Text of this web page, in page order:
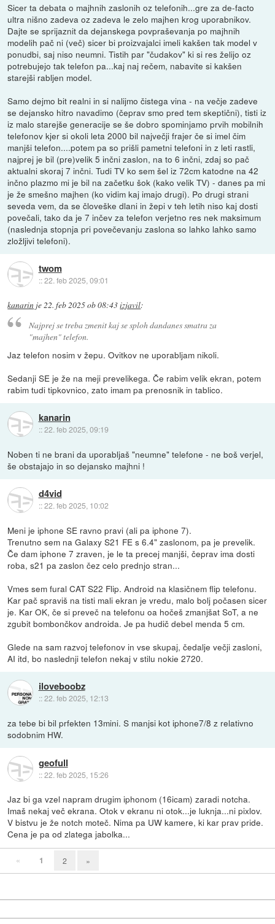
Sicer ta debata o majhnih zaslonih oz telefonih...gre za de-facto
ultra nišno zadeva oz zadeva le zelo majhen krog uporabnikov.
Dajte se sprijaznit da dejanskega povpraševanja po majhnih
modelih pač ni (več) sicer bi proizvajalci imeli kakšen tak model v
ponudbi, saj niso neumni. Tistih par "čudakov" ki si res želijo oz
potrebujejo tak telefon pa...kaj naj rečem, nabavite si kakšen
starejši rabljen model.
Samo dejmo bit realni in si nalijmo čistega vina - na večje zadeve
se dejansko hitro navadimo (čeprav smo pred tem skeptični), tisti iz
iz malo starejše generacije se še dobro spominjamo prvih mobilnih
telefonov kjer si okoli leta 2000 bil največji frajer če si imel čim
manjši telefon....potem pa so prišli pametni telefoni in z leti rastli,
najprej je bil (pre)velik 5 inčni zaslon, na to 6 inčni, zdaj so pač
aktualni skoraj 7 inčni. Tudi TV ko sem šel iz 72cm katodne na 42
inčno plazmo mi je bil na začetku šok (kako velik TV) - danes pa mi
je že smešno majhen (ko vidim kaj imajo drugi). Po drugi strani
seveda vem, da se človeške dlani in žepi v teh letih niso kaj dosti
povečali, tako da je 7 inčev za telefon verjetno res nek maksimum
(naslednja stopnja pri povečevanju zaslona so lahko lahko samo
zložljivi telefoni).
twom
::22. feb 2025, 09:01
kanarin je 22. feb 2025 ob 08:43izjavil:
Najprej se treba zmenit kaj se sploh dandanes smatra za
"majhen" telefon.
Jaz telefon nosim v žepu. Ovitkov ne uporabljam nikoli.
Sedanji SE je že na meji prevelikega. Če rabim velik ekran, potem
rabim tudi tipkovnico, zato imam pa prenosnik in tablico.
kanarin
::22. feb 2025, 09:19
Noben ti ne brani da uporabljaš "neumne" telefone - ne boš verjel,
še obstajajo in so dejansko majhni !
d4vid
::22. feb 2025, 10:02
Meni je iphone SE ravno pravi (ali pa iphone 7).
Trenutno sem na Galaxy S21 FE s 6.4" zaslonom, pa je prevelik.
Če dam iphone 7 zraven, je le ta precej manjši, čeprav ima dosti
roba, s21 pa zaslon čez celo prednjo stran...
Vmes sem fural CAT S22 Flip. Android na klasičnem flip telefonu.
Kar pač spraviš na tisti mali ekran je vredu, malo bolj počasen sicer
je. Kar OK, če si preveč na telefonu oa hočeš zmanjšat SoT, a ne
zgubit bombončkov androida. Je pa hudič debel menda 5 cm.
Glede na sam razvoj telefonov in vse skupaj, čedalje večji zasloni,
AI itd, bo naslednji telefon nekaj v stilu nokie 2720.
iloveboobz
::22. feb 2025, 12:13
za tebe bi bil prfekten 13mini. S manjsi kot iphone7/8 z relativno
sodobnim HW.
geofull
::22. feb 2025, 15:26
Jaz bi ga vzel napram drugim iphonom (16icam) zaradi notcha.
Imaš nekaj več ekrana. Otok v ekranu ni otok...je luknja...ni pixlov.
V bistvu je že notch moteč. Nima pa UW kamere, ki kar prav pride.
Cena je pa od zlatega jabolka...
« 1 2 »